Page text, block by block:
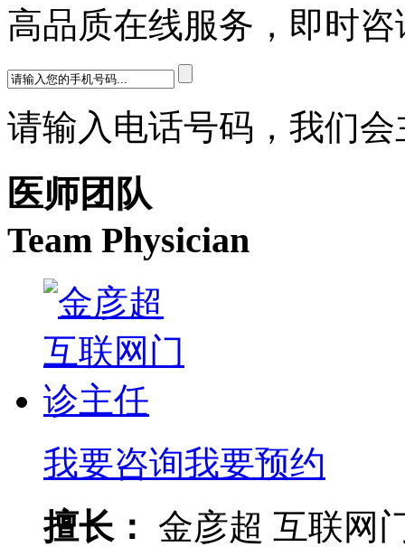
高品质在线服务，即时咨
请输入电话号码，我们
医师团队
Team Physician
我要咨询我要预约
擅长：
金彦超 互联网